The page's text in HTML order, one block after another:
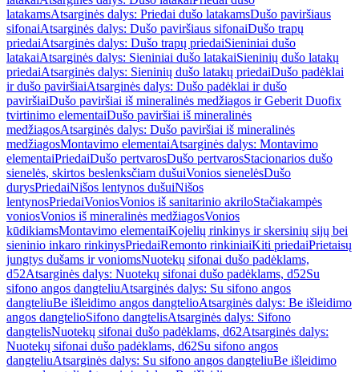
latakamsAtsarginės dalys: Priedai dušo latakamsDušo paviršiaus
sifonaiAtsarginės dalys: Dušo paviršiaus sifonaiDušo trapų
priedaiAtsarginės dalys: Dušo trapų priedaiSieniniai dušo
latakaiAtsarginės dalys: Sieniniai dušo latakaiSieninių dušo latakų
priedaiAtsarginės dalys: Sieninių dušo latakų priedaiDušo padėklai
ir dušo paviršiaiAtsarginės dalys: Dušo padėklai ir dušo
paviršiaiDušo paviršiai iš mineralinės medžiagos ir Geberit Duofix
tvirtinimo elementaiDušo paviršiai iš mineralinės
medžiagosAtsarginės dalys: Dušo paviršiai iš mineralinės
medžiagosMontavimo elementaiAtsarginės dalys: Montavimo
elementaiPriedaiDušo pertvarosDušo pertvarosStacionarios dušo
sienelės, skirtos beslenksčiam dušuiVonios sienelėsDušo
durysPriedaiNišos lentynos dušuiNišos
lentynosPriedaiVoniosVonios iš sanitarinio akriloStačiakampės
voniosVonios iš mineralinės medžiagosVonios
kūdikiamsMontavimo elementaiKojelių rinkinys ir skersinių sijų bei
sieninio inkaro rinkinysPriedaiRemonto rinkiniaiKiti priedaiPrietaisų
jungtys dušams ir voniomsNuotekų sifonai dušo padėklams,
d52Atsarginės dalys: Nuotekų sifonai dušo padėklams, d52Su
sifono angos dangteliuAtsarginės dalys: Su sifono angos
dangteliuBe išleidimo angos dangtelioAtsarginės dalys: Be išleidimo
angos dangtelioSifono dangtelisAtsarginės dalys: Sifono
dangtelisNuotekų sifonai dušo padėklams, d62Atsarginės dalys:
Nuotekų sifonai dušo padėklams, d62Su sifono angos
dangteliuAtsarginės dalys: Su sifono angos dangteliuBe išleidimo